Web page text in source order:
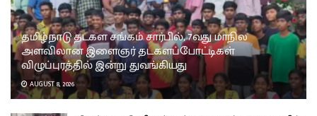
தமிழ்நாடு தடகள சங்கம் சார்பில், 7வது மாநில
அளவிலான இளைஞர் தடகளப்போட்டிகள்
விழுப்புரத்தில் இன்று துவங்கியது
AUGUST 8, 2026